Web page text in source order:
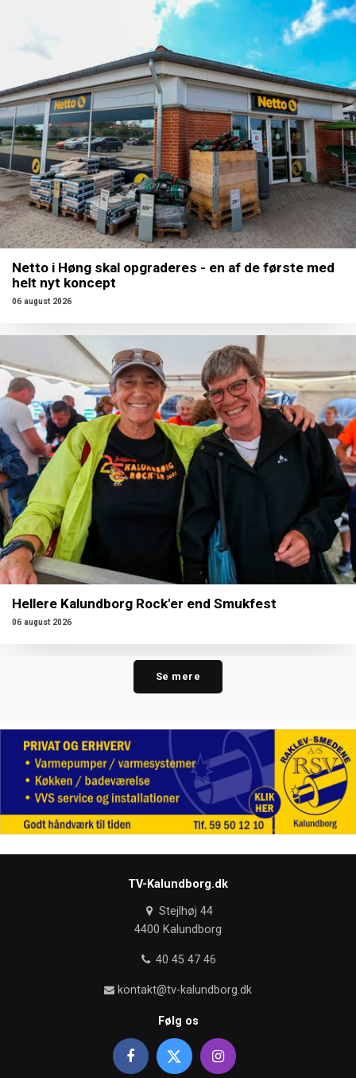
Netto i Høng skal opgraderes - en af de første med
helt nyt koncept
06 august 2026
Hellere Kalundborg Rock'er end Smukfest
06 august 2026
Se mere
TV-Kalundborg.dk
Stejlhøj 44
4400 Kalundborg
40 45 47 46
kontakt@tv-kalundborg.dk
Følg os